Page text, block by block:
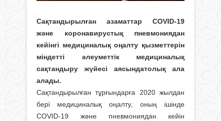
Сақтандырылған азаматтар COVID-19
және коронавирустық пневмониядан
кейінгі медициналық оңалту қызметтерін
міндетті әлеуметтік медициналық
сақтандыру жүйесі аясындатолық ала
алады.
Сақтандырылған тұрғындарға 2020 жылдан
бері медициналық оңалту, оның ішінде
COVID-19 және пневмониядан кейін